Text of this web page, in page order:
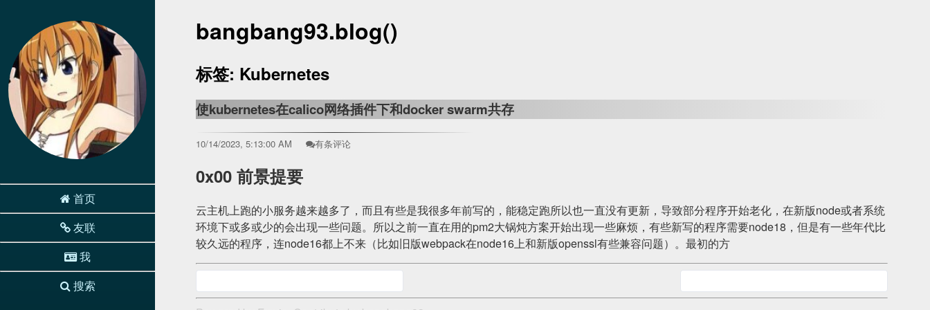
首页
友联
我
搜索
bangbang93.blog()
标签: Kubernetes
使kubernetes在calico网络插件下和docker swarm共存
10/14/2023, 5:13:00 AM 有条评论
0x00 前景提要
云主机上跑的小服务越来越多了，而且有些是我很多年前写的，能稳定跑所以也一直没有更新，导致部分程序开始老化，在新版node或者系统
环境下或多或少的会出现一些问题。所以之前一直在用的pm2大锅炖方案开始出现一些麻烦，有些新写的程序需要node18，但是有一些年代比
较久远的程序，连node16都上不来（比如旧版webpack在node16上和新版openssl有些兼容问题）。最初的方